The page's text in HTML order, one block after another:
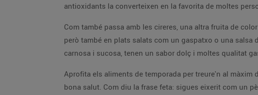
antioxidants la converteixen en la favorita de moltes
Com també passa amb les cireres, una altra fruita de
però també en plats salats com un gaspatxo o una salsa
carnosa i sucosa, tenen un sabor dolç i moltes qualitat
Aprofita els aliments de temporada per treure'n al
bona salut. Com diu la frase feta: sigues eixerit com un